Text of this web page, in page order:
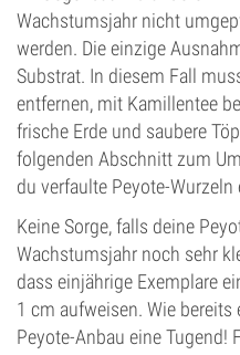
Wachstumsjahr nicht
werden. Die einzige
Substrat. In diesem Fall
entfernen, mit Kamillentee
frische Erde und saubere
folgenden Abschnitt zum
du verfaulte Peyote-Wurzeln
Keine Sorge, falls deine
Wachstumsjahr noch sehr
dass einjährige Exemplare
1 cm aufweisen. Wie
Peyote-Anbau eine Tugend!